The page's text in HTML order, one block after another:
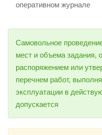
оперативном журнале
Самовольное
мест и объема задания,
распоряжением или
перечнем работ,
эксплуатации в
допускается